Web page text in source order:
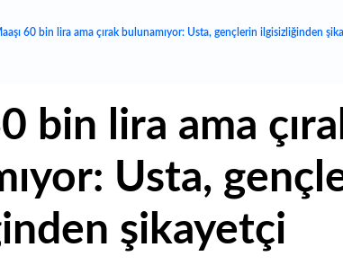
60 bin lira ama çırak bulunamıyor: Usta, gençlerin ilgisizliğinden
bin lira ama
Usta,
şikayetçi